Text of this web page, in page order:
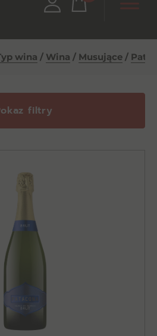
wina / Wina / Musujące /
filtry